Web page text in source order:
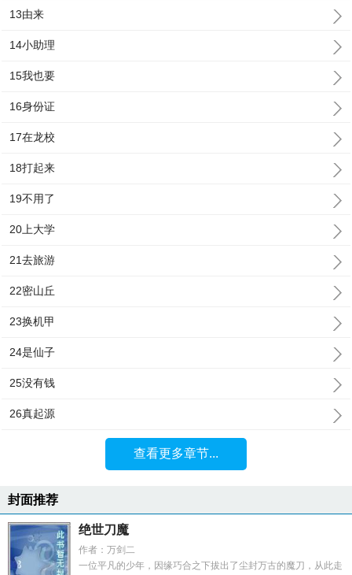
13由来
14小助理
15我也要
16身份证
17在龙校
18打起来
19不用了
20上大学
21去旅游
22密山丘
23换机甲
24是仙子
25没有钱
26真起源
查看更多章节...
封面推荐
绝世刀魔
作者：万剑二
一位平凡的少年，因缘巧合之下拔出了尘封万古的魔刀，从此走